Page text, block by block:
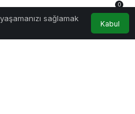
yayınlandı
sağlamak
Kabul
Hesabım Bildirimler
0